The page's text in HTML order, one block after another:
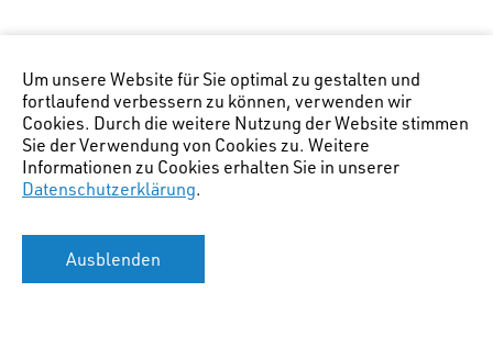
Um unsere Website für Sie optimal zu gestalten und
fortlaufend verbessern zu können, verwenden wir
Cookies. Durch die weitere Nutzung der Website stimmen
Sie der Verwendung von Cookies zu. Weitere
Informationen zu Cookies erhalten Sie in unserer
Datenschutzerklärung.
Ausblenden